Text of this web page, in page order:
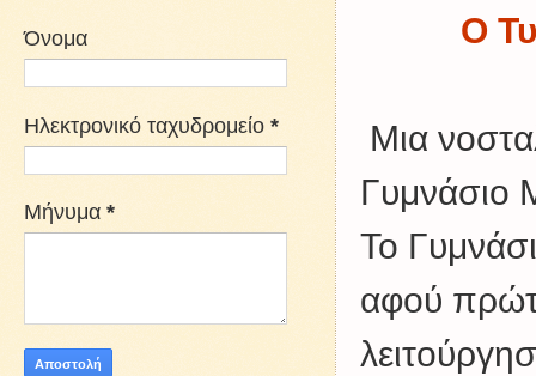
Ο
Μια
Γυμνάσιο
Το
αφού
Όνομα
Ηλεκτρονικό ταχυδρομείο *
Μήνυμα *